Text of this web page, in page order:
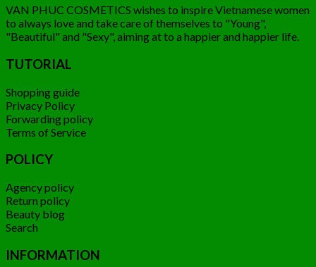
VAN PHUC COSMETICS wishes to inspire Vietnamese women
to always love and take care of themselves to "Young",
"Beautiful" and "Sexy", aiming at to a happier and happier life.
TUTORIAL
Shopping guide
Privacy Policy
Forwarding policy
Terms of Service
POLICY
Agency policy
Return policy
Beauty blog
Search
INFORMATION